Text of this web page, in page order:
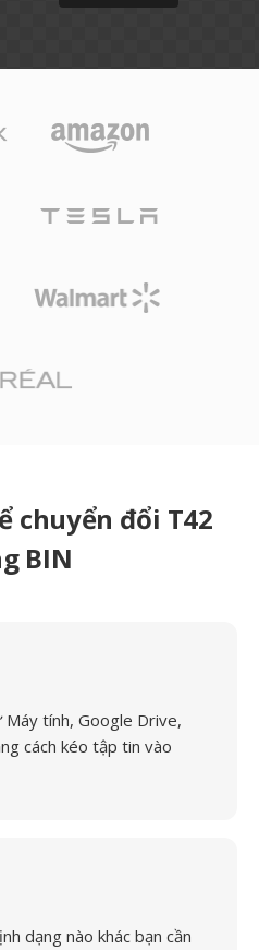
chuyển đổi T42
BIN
tính, Google Drive,
cách kéo tập tin vào
dạng nào khác bạn cần